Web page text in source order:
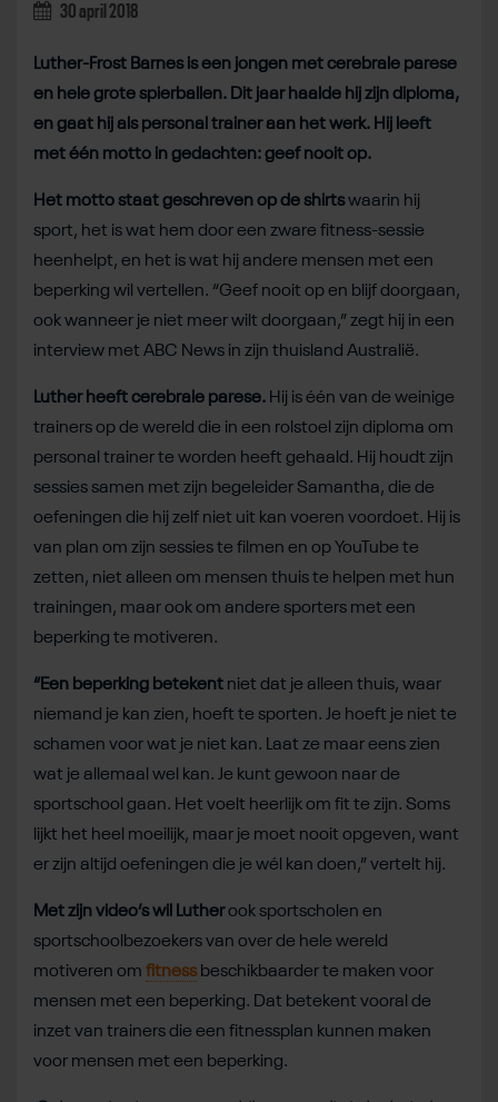
30 april 2018
Luther-Frost Barnes is een jongen met cerebrale parese
en hele grote spierballen. Dit jaar haalde hij zijn diploma,
en gaat hij als personal trainer aan het werk. Hij leeft
met één motto in gedachten: geef nooit op.
Het motto staat geschreven op de shirtswaarin hij
sport, het is wat hem door een zware fitness-sessie
heenhelpt, en het is wat hij andere mensen met een
beperking wil vertellen. “Geef nooit op en blijf doorgaan,
ook wanneer je niet meer wilt doorgaan,” zegt hij in een
interview met ABC News in zijn thuisland Australië.
Luther heeft cerebrale parese. Hij is één van de weinige
trainers op de wereld die in een rolstoel zijn diploma om
personal trainer te worden heeft gehaald. Hij houdt zijn
sessies samen met zijn begeleider Samantha, die de
oefeningen die hij zelf niet uit kan voeren voordoet. Hij is
van plan om zijn sessies te filmen en op YouTube te
zetten, niet alleen om mensen thuis te helpen met hun
trainingen, maar ook om andere sporters met een
beperking te motiveren.
“Een beperking betekent niet dat je alleen thuis, waar
niemand je kan zien, hoeft te sporten. Je hoeft je niet te
schamen voor wat je niet kan. Laat ze maar eens zien
wat je allemaal wel kan. Je kunt gewoon naar de
sportschool gaan. Het voelt heerlijk om fit te zijn. Soms
lijkt het heel moeilijk, maar je moet nooit opgeven, want
er zijn altijd oefeningen die je wél kan doen,” vertelt hij.
Met zijn video’s wil Lutherook sportscholen en
sportschoolbezoekers van over de hele wereld
motiveren om fitnessbeschikbaarder te maken voor
mensen met een beperking. Dat betekent vooral de
inzet van trainers die een fitnessplan kunnen maken
voor mensen met een beperking.